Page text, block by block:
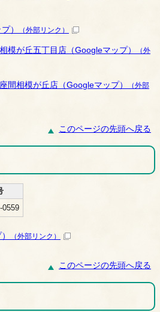
） （外部リンク）
模が丘五丁目店（Googleマップ）
（外
間相模が丘店（Googleマップ）
（外部
このページの先頭へ戻る
0559
（外部リンク）
このページの先頭へ戻る